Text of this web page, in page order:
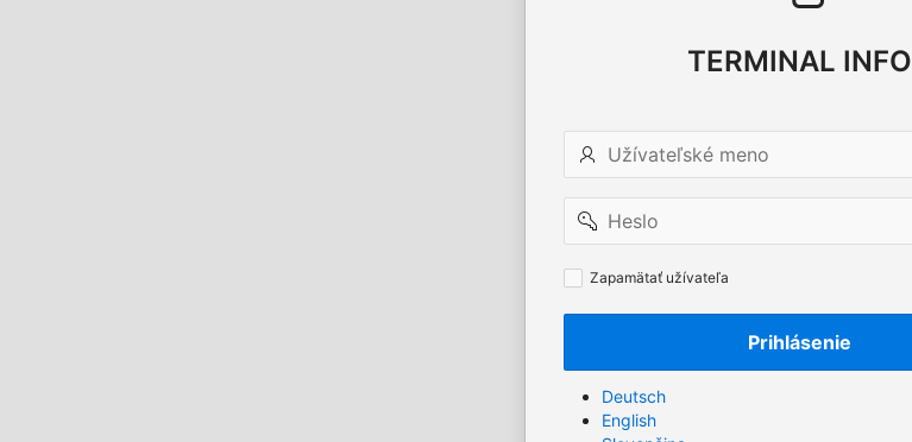
TERMINAL INFO
Užívateľské
meno
Heslo
Zapamätať
Zapamätať užívateľa
Prihlásenie
Deutsch
English